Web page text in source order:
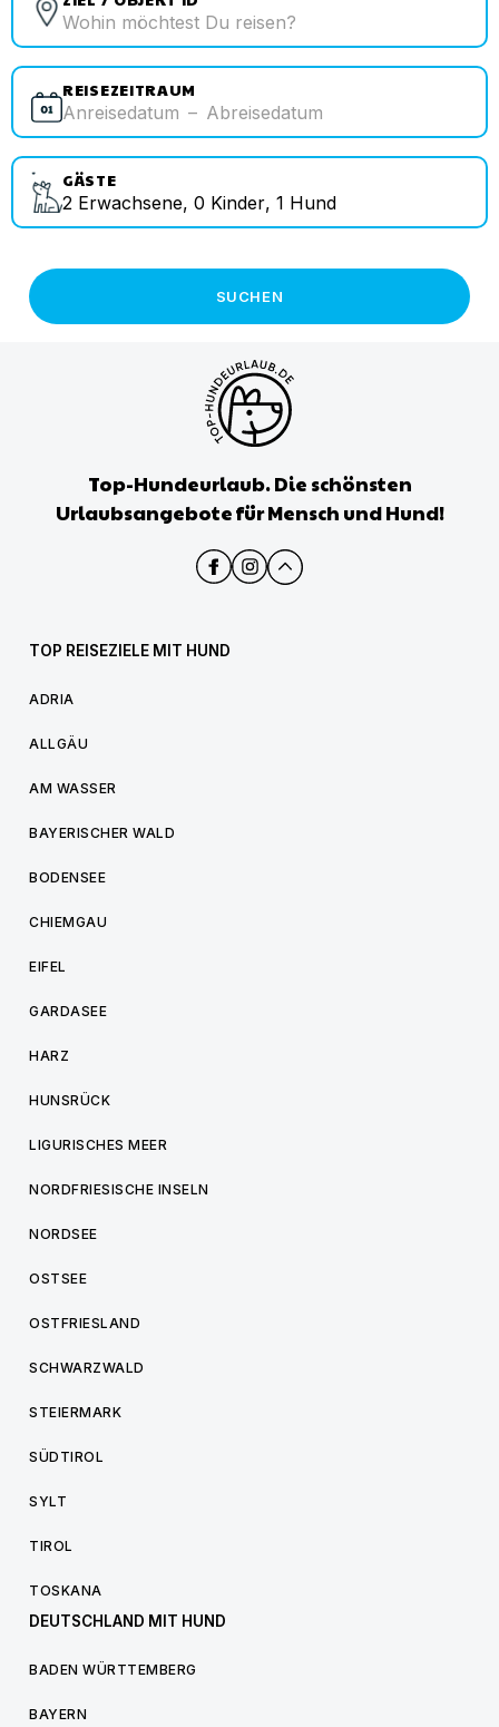
REISEZEITRAUM
Anreisedatum – Abreisedatum
GÄSTE
2 Erwachsene, 0 Kinder, 1 Hund
SUCHEN
Top-Hundeurlaub. Die schönsten
Urlaubsangebote für Mensch und Hund!
TOP REISEZIELE MIT HUND
ADRIA
ALLGÄU
AM WASSER
BAYERISCHER WALD
BODENSEE
CHIEMGAU
EIFEL
GARDASEE
HARZ
HUNSRÜCK
LIGURISCHES MEER
NORDFRIESISCHE INSELN
NORDSEE
OSTSEE
OSTFRIESLAND
SCHWARZWALD
STEIERMARK
SÜDTIROL
SYLT
TIROL
TOSKANA
DEUTSCHLAND MIT HUND
BADEN WÜRTTEMBERG
BAYERN